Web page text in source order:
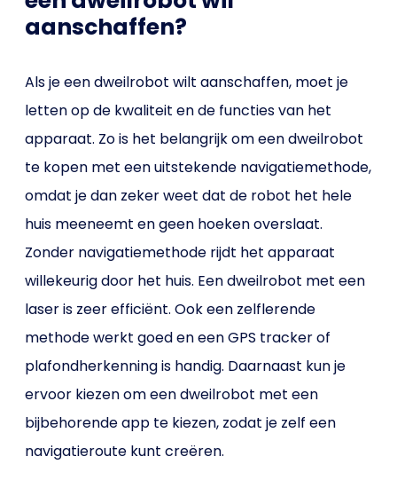
aanschaffen?
Als je een dweilrobot wilt aanschaffen, moet je
letten op de kwaliteit en de functies van het
apparaat. Zo is het belangrijk om een dweilrobot
te kopen met een uitstekende navigatiemethode,
omdat je dan zeker weet dat de robot het hele
huis meeneemt en geen hoeken overslaat.
Zonder navigatiemethode rijdt het apparaat
willekeurig door het huis. Een dweilrobot met een
laser is zeer efficiënt. Ook een zelflerende
methode werkt goed en een GPS tracker of
plafondherkenning is handig. Daarnaast kun je
ervoor kiezen om een dweilrobot met een
bijbehorende app te kiezen, zodat je zelf een
navigatieroute kunt creëren.